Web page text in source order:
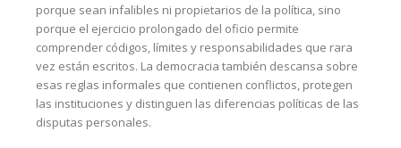
porque sean infalibles ni propietarios de la política, sino
porque el ejercicio prolongado del oficio permite
comprender códigos, límites y responsabilidades que rara
vez están escritos. La democracia también descansa sobre
esas reglas informales que contienen conflictos, protegen
las instituciones y distinguen las diferencias políticas de las
disputas personales.